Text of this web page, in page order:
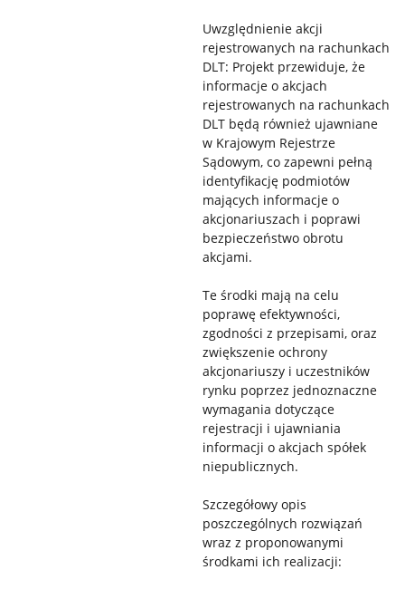
Uwzględnienie akcji
rejestrowanych na rachunkach
DLT: Projekt przewiduje, że
informacje o akcjach
rejestrowanych na rachunkach
DLT będą również ujawniane
w Krajowym Rejestrze
Sądowym, co zapewni pełną
identyfikację podmiotów
mających informacje o
akcjonariuszach i poprawi
bezpieczeństwo obrotu
akcjami.
Te środki mają na celu
poprawę efektywności,
zgodności z przepisami, oraz
zwiększenie ochrony
akcjonariuszy i uczestników
rynku poprzez jednoznaczne
wymagania dotyczące
rejestracji i ujawniania
informacji o akcjach spółek
niepublicznych.
Szczegółowy opis
poszczególnych rozwiązań
wraz z proponowanymi
środkami ich realizacji: